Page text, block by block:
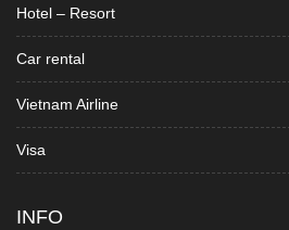
Hotel – Resort
Car rental
Vietnam Airline
Visa
INFO